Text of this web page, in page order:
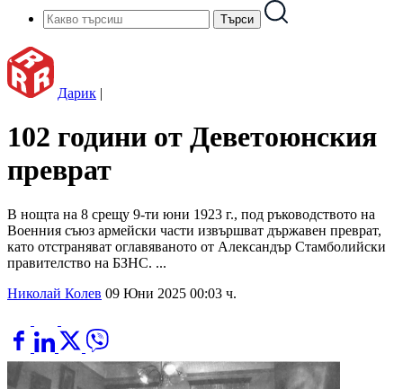
Дарик |
102 години от Деветоюнския
преврат
В нощта на 8 срещу 9-ти юни 1923 г., под ръководството на
Военния съюз армейски части извършват държавен преврат,
като отстраняват оглавяваното от Александър Стамболийски
правителство на БЗНС. ...
Николай Колев 09 Юни 2025 00:03 ч.